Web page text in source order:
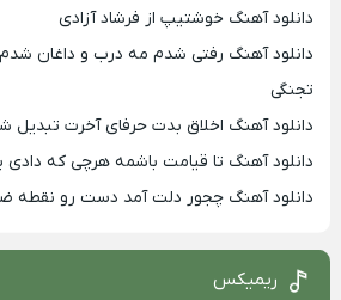
دانلود آهنگ خوشتیپ از فرشاد آزادی
دانلود آهنگ رفتی شدم مه درب و داغان شدم
تجنگی
دانلود آهنگ اخلاق بدت حرفای آخرت تبدیل
دانلود آهنگ تا قیامت باشمه هرچی که دادی
دانلود آهنگ چجور دلت آمد دست رو نقطه
ریمیکس